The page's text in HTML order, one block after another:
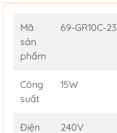
Mã
sản
phẩm
69-GR10C-23
Công
suất
15W
Điện
240V